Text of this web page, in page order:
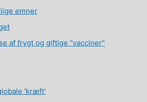
emner
af frygt og giftige "vacciner"
'kræft'